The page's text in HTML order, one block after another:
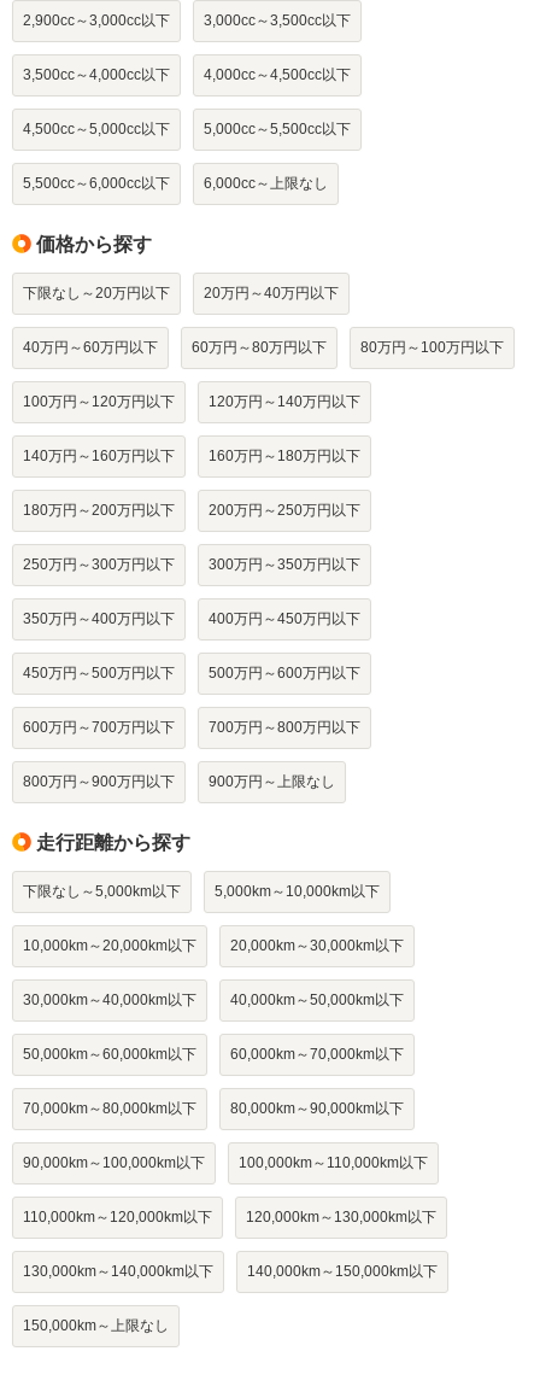
2,900cc～3,000cc以下 3,000cc～3,500cc以下
3,500cc～4,000cc以下 4,000cc～4,500cc以下
4,500cc～5,000cc以下 5,000cc～5,500cc以下
5,500cc～6,000cc以下 6,000cc～上限なし
価格から探す
下限なし～20万円以下 20万円～40万円以下
40万円～60万円以下 60万円～80万円以下 80万円～100万円以下
100万円～120万円以下 120万円～140万円以下
140万円～160万円以下 160万円～180万円以下
180万円～200万円以下 200万円～250万円以下
250万円～300万円以下 300万円～350万円以下
350万円～400万円以下 400万円～450万円以下
450万円～500万円以下 500万円～600万円以下
600万円～700万円以下 700万円～800万円以下
800万円～900万円以下 900万円～上限なし
走行距離から探す
下限なし～5,000km以下 5,000km～10,000km以下
10,000km～20,000km以下 20,000km～30,000km以下
30,000km～40,000km以下 40,000km～50,000km以下
50,000km～60,000km以下 60,000km～70,000km以下
70,000km～80,000km以下 80,000km～90,000km以下
90,000km～100,000km以下 100,000km～110,000km以下
110,000km～120,000km以下 120,000km～130,000km以下
130,000km～140,000km以下 140,000km～150,000km以下
150,000km～上限なし